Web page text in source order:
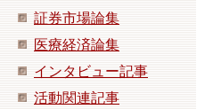
証券市場論集
医療経済論集
インタビュー記事
活動関連記事